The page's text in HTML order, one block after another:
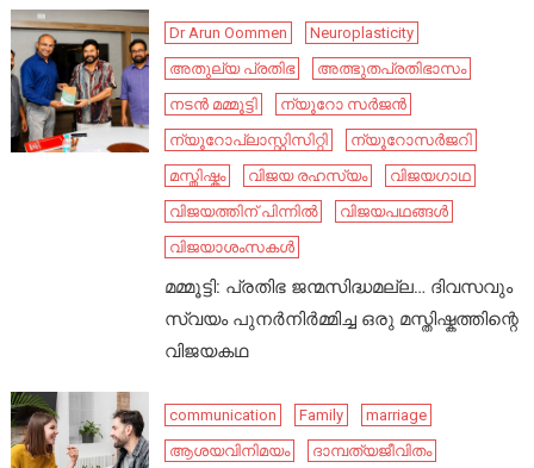
Dr Arun Oommen
Neuroplasticity
അതുല്യ പ്രതിഭ
അത്ഭുതപ്രതിഭാസം
നടൻ മമ്മൂട്ടി
ന്യൂറോ സർജൻ
ന്യൂറോപ്ലാസ്റ്റിസിറ്റി
ന്യൂറോസർജറി
മസ്തിഷ്കം
വിജയ രഹസ്യം
വിജയഗാഥ
വിജയത്തിന് പിന്നിൽ
വിജയപഥങ്ങൾ
വിജയാശംസകൾ
മമ്മൂട്ടി: പ്രതിഭ ജന്മസിദ്ധമല്ല… ദിവസവും
സ്വയം പുനർനിർമ്മിച്ച ഒരു മസ്തിഷ്കത്തിന്റെ
വിജയകഥ
communication Family
marriage
ആശയവിനിമയം
ദാമ്പത്യജീവിതം